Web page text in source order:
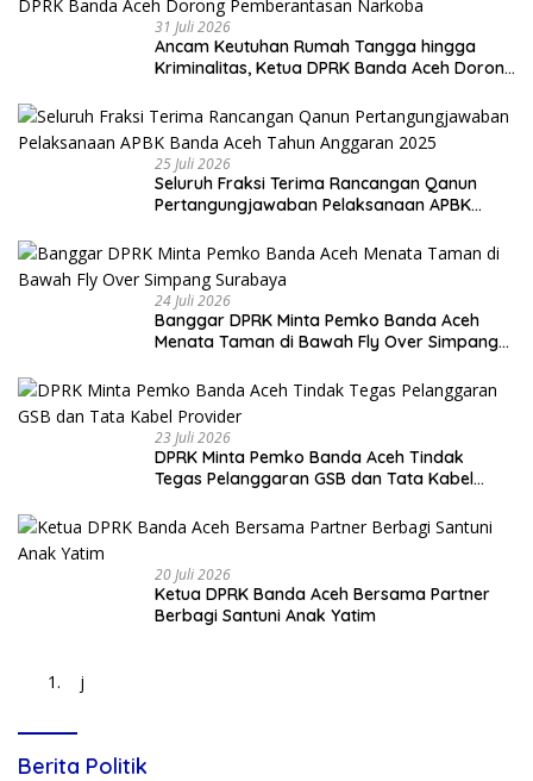
31 Juli 2026
Ancam Keutuhan Rumah Tangga hingga
Kriminalitas, Ketua DPRK Banda Aceh Dorong
25 Juli 2026
Seluruh Fraksi Terima Rancangan Qanun
Pertangungjawaban Pelaksanaan APBK
24 Juli 2026
Banggar DPRK Minta Pemko Banda Aceh
Menata Taman di Bawah Fly Over Simpang
23 Juli 2026
DPRK Minta Pemko Banda Aceh Tindak
Tegas Pelanggaran GSB dan Tata Kabel
20 Juli 2026
Ketua DPRK Banda Aceh Bersama Partner
Berbagi Santuni Anak Yatim
j
Berita Politik